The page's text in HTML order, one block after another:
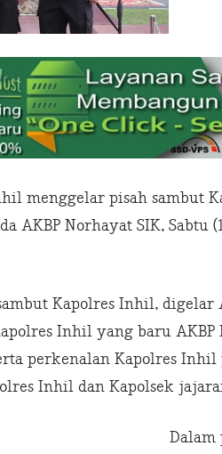
menggelar pisah sambut
AKBP Norhayat SIK, Sabtu
Kapolres Inhil, digelar
Inhil yang baru
perkenalan Kapolres Inhil
Inhil dan Kapolsek
Dalam